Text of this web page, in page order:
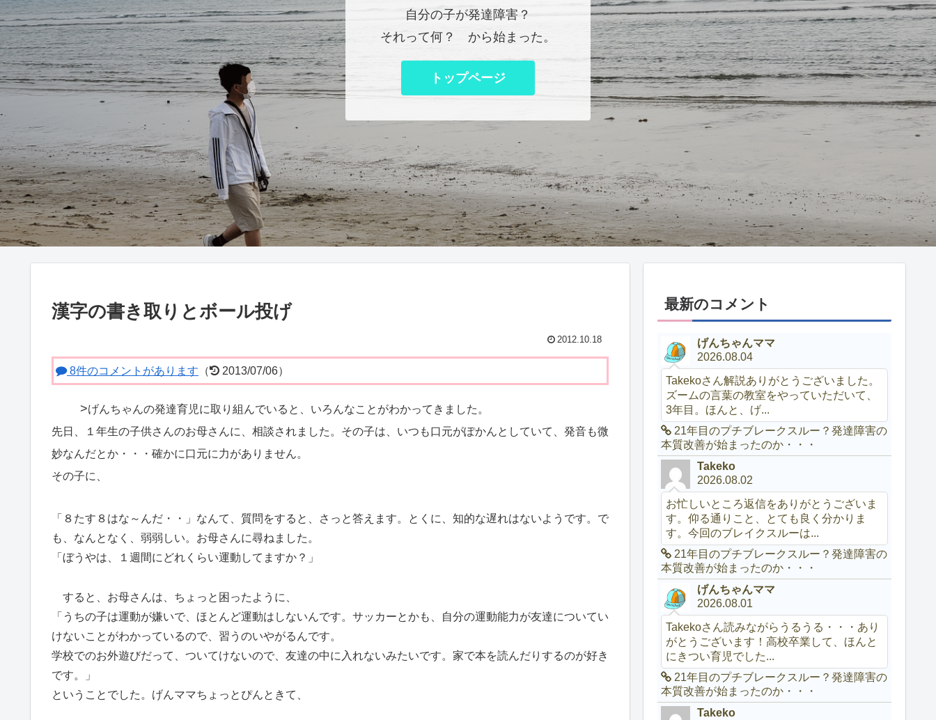
自分の子が発達障害？
それって何？ から始まった。
トップページ
漢字の書き取りとボール投げ
2012.10.18
8件のコメントがあります （ 2013/07/06）
>げんちゃんの発達育児に取り組んでいると、いろんなことがわかってきました。
先日、１年生の子供さんのお母さんに、相談されました。その子は、いつも口元がぽかんとしていて、発音も微
妙なんだとか・・・確かに口元に力がありません。
その子に、
「８たす８はな～んだ・・」なんて、質問をすると、さっと答えます。とくに、知的な遅れはないようです。で
も、なんとなく、弱弱しい。お母さんに尋ねました。
「ぼうやは、１週間にどれくらい運動してますか？」
すると、お母さんは、ちょっと困ったように、
「うちの子は運動が嫌いで、ほとんど運動はしないんです。サッカーとかも、自分の運動能力が友達についてい
けないことがわかっているので、習うのいやがるんです。
学校でのお外遊びだって、ついてけないので、友達の中に入れないみたいです。家で本を読んだりするのが好き
です。」
ということでした。げんママちょっとぴんときて、
最新のコメント
げんちゃんママ
2026.08.04
Takekoさん解説ありがとうございました。
ズームの言葉の教室をやっていただいて、
3年目。ほんと、げ...
21年目のプチブレークスルー？発達障害の
本質改善が始まったのか・・・
Takeko
2026.08.02
お忙しいところ返信をありがとうございま
す。仰る通りこと、とても良く分かりま
す。今回のブレイクスルーは...
21年目のプチブレークスルー？発達障害の
本質改善が始まったのか・・・
げんちゃんママ
2026.08.01
Takekoさん読みながらうるうる・・・あり
がとうございます！高校卒業して、ほんと
にきつい育児でした...
21年目のプチブレークスルー？発達障害の
本質改善が始まったのか・・・
Takeko